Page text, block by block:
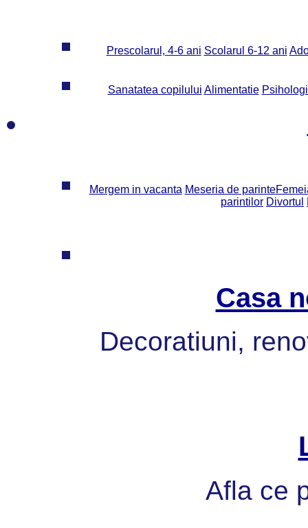
Prescolarul, 4-6 ani Scolarul 6-12 ani
Sanatatea copilului Alimentatie
Mergem in vacanta Meseria de parinte
parintilor Divortul
Casa
Decoratiuni,
Afla ce